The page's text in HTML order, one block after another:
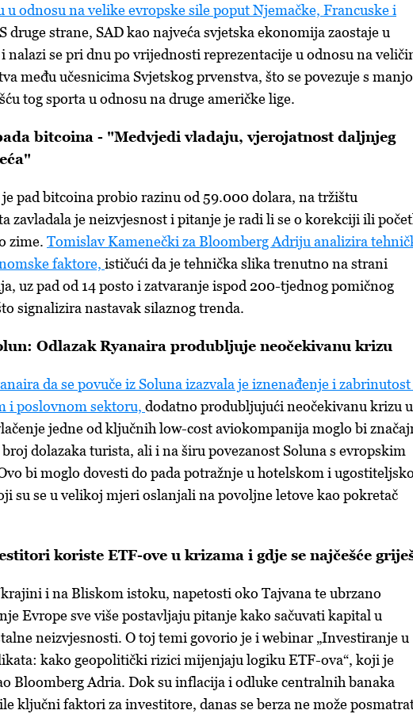
u odnosu na velike evropske sile poput Njemačke, Francuske i
S druge strane, SAD kao najveća svjetska ekonomija zaostaje u
nalazi se pri dnu po vrijednosti reprezentacije u odnosu na
među učesnicima Svjetskog prvenstva, što se povezuje s
tog sporta u odnosu na druge američke lige.
bitcoina - "Medvjedi vladaju, vjerojatnost daljnjeg
pad bitcoina probio razinu od 59.000 dolara, na tržištu
zavladala je neizvjesnost i pitanje je radi li se o korekciji ili
zime. Tomislav Kamenečki za Bloomberg Adriju analizira
faktore, ističući da je tehnička slika trenutno na strani
uz pad od 14 posto i zatvaranje ispod 200-tjednog pomičnog
signalizira nastavak silaznog trenda.
Odlazak Ryanaira produbljuje neočekivanu krizu
da se povuče iz Soluna izazvala je iznenađenje i zabrinutost
i poslovnom sektoru, dodatno produbljujući neočekivanu krizu u
jedne od ključnih low-cost aviokompanija moglo bi
dolazaka turista, ali i na širu povezanost Soluna s evropskim
bi moglo dovesti do pada potražnje u hotelskom i
su se u velikoj mjeri oslanjali na povoljne letove kao pokretač
koriste ETF-ove u krizama i gdje se najčešće
i na Bliskom istoku, napetosti oko Tajvana te ubrzano
Evrope sve više postavljaju pitanje kako sačuvati kapital u
neizvjesnosti. O toj temi govorio je i webinar „Investiranje u
kako geopolitički rizici mijenjaju logiku ETF-ova“, koji je
Bloomberg Adria. Dok su inflacija i odluke centralnih banaka
ključni faktori za investitore, danas se berza ne može